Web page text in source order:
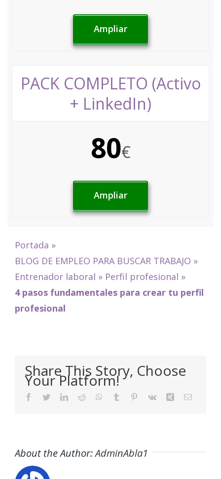
Ampliar
PACK COMPLETO (Activo
+ LinkedIn)
80€
Ampliar
Portada »
BLOG DE EMPLEO PARA BUSCAR TRABAJO »
Entrenador laboral » Perfil profesional »
4 pasos fundamentales para crear tu perfil
profesional
Share This Story, Choose
Your Platform!
Facebook
TwitterLinkedIn
Reddit WhatsApp
Tumblr Pinterest
Vk Xing Email
About the Author:AdminAbla1